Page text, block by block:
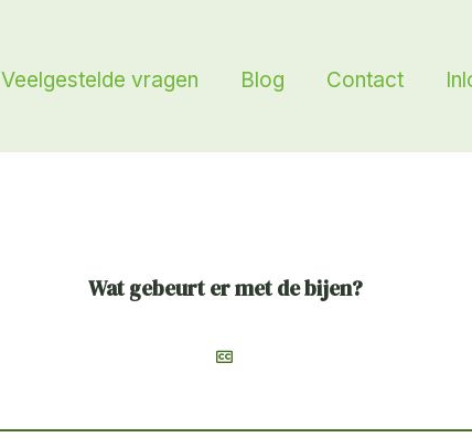
Veelgestelde vragen Blog Contact
Wat gebeurt er met de bijen?